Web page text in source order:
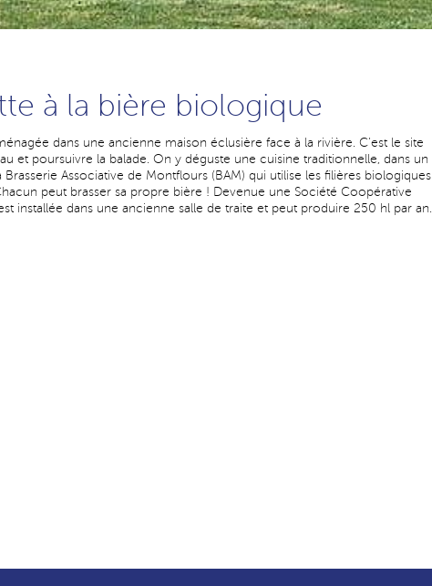
à la bière biologique
dans une ancienne maison éclusière face à la rivière. C’est le site
et poursuivre la balade. On y déguste une cuisine traditionnelle, dans un
Associative de Montflours (BAM) qui utilise les filières biologiques
peut brasser sa propre bière ! Devenue une Société Coopérative
installée dans une ancienne salle de traite et peut produire 250 hl par an.